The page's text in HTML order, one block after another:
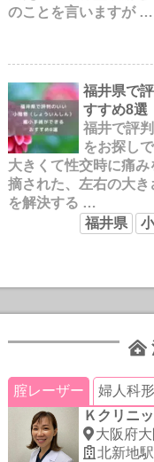
のことを言いますが …
福井県で
すすめ8選
福井で評
をお探し
大きくて性交時に痛
摘された、左右の大
を解決する …
福井県
腟レーザー
婦人科
Ｋクリニ
大阪府
北新地駅